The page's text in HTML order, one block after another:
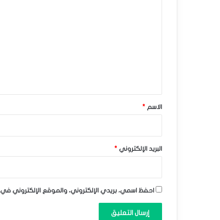
و
ق
ع
ا
ت
ا
ل
*الاسم *
البريد الإلكتروني *
احفظ اسمي، بريدي الإلكتروني، والموقع الإلكتروني